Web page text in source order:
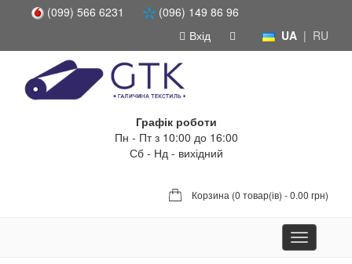
(099) 566 6231
(096) 149 86 96
UA | RU
Вхід
Графік роботи
Пн - Пт з 10:00 до 16:00
Сб - Нд - вихідний
Корзина (0 товар(ів) - 0.00 грн)
Toggle
navigation